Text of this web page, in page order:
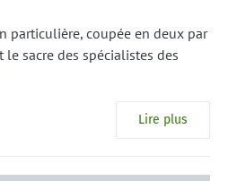
particulière, coupée en deux par
sacre des spécialistes des
Lire plus